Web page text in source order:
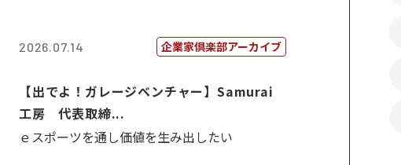
2026.07.14 企業家倶楽部アーカイブ
【出でよ！ガレージベンチャー】Samurai
工房 代表取締...
ｅスポーツを通し価値を生み出したい